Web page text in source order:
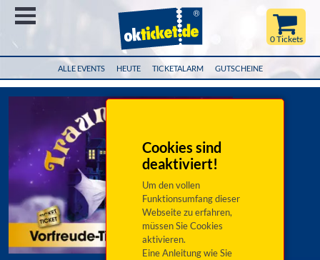
ALLE EVENTS HEUTE TICKETALARM GUTSCHEINE
0 Tickets
Cookies sind
deaktiviert!
Um den vollen
Funktionsumfang dieser
Webseite zu erfahren,
müssen Sie Cookies
aktivieren.
Eine Anleitung wie Sie